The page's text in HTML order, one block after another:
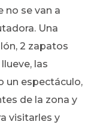
no se van a
Una
2 zapatos
las
un espectáculo,
de la zona y
visitarles y